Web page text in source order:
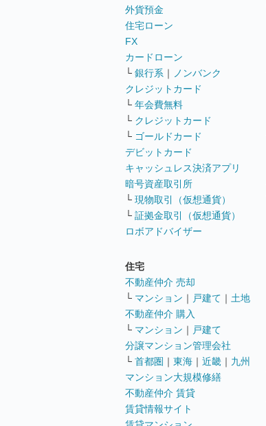
外貨預金
住宅ローン
FX
カードローン
└ 銀行系 ｜
ノンバンク
クレジットカード
└ 年会費無料
└ クレジットカード
└ ゴールドカード
デビットカード
キャッシュレス決済アプリ
暗号資産取引所
└ 現物取引（仮想通貨）
└ 証拠金取引（仮想通貨）
ロボアドバイザー
住宅
不動産仲介 売却
└ マンション ｜ 戸建て ｜ 土地
不動産仲介 購入
└ マンション ｜ 戸建て
分譲マンション管理会社
└ 首都圏 ｜ 東海 ｜ 近畿 ｜ 九州
マンション大規模修繕
不動産仲介 賃貸
賃貸情報サイト